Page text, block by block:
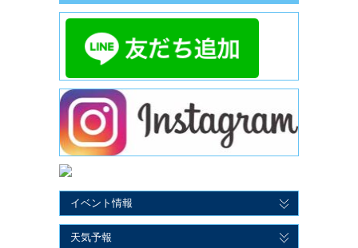
イベント情報
天気予報